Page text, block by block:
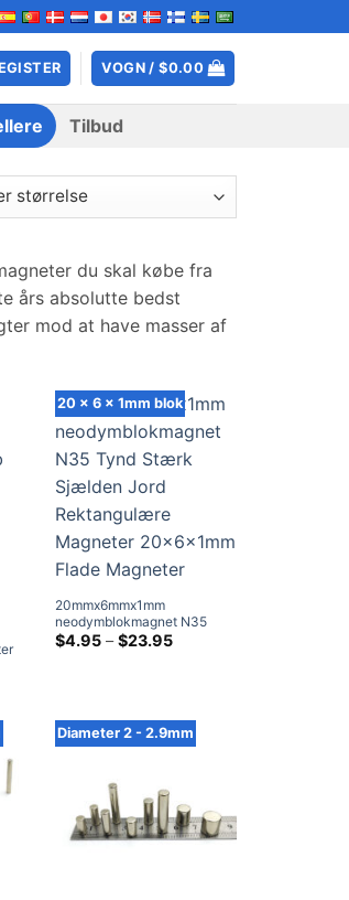
VOGN /$0.00
Tilbud
du skal købe fra
års absolutte bedst
mod at have masser af
20 x 6 x 1mm blok
20mmx6mmx1mm
neodymblokmagnet N35
Tynd Stærk Sjælden Jord
$4.95 – $23.95Prisklasse:
Diameter 2 - 2.9mm